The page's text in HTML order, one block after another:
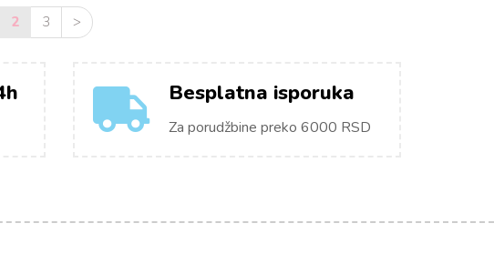
2 3 >
Besplatna isporuka
Za porudžbine preko 6000 RSD